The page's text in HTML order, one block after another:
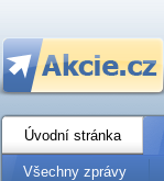
Úvodní stránka
Všechny zprávy